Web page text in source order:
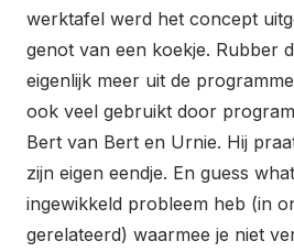
werktafel werd het concept
genot van een koekje. Rubber
eigenlijk meer uit de
ook veel gebruikt door
Bert van Bert en Urnie. Hij
zijn eigen eendje. En guess
ingewikkeld probleem heb (in
gerelateerd) waarmee je niet